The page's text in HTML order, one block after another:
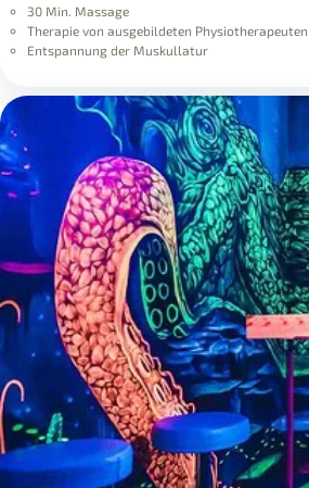
30 Min. Massage
Therapie von ausgebildeten Physiotherapeuten
Entspannung der Muskullatur